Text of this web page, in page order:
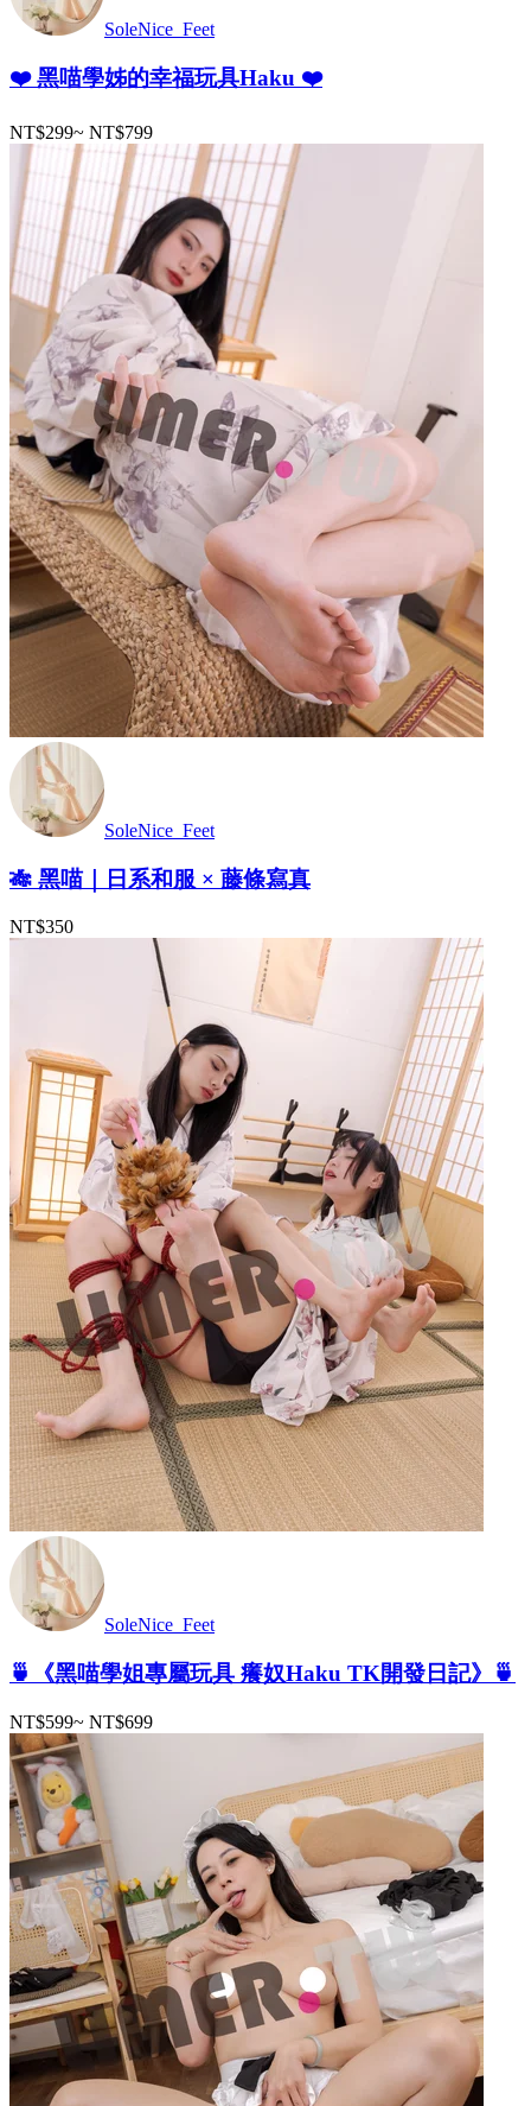
SoleNice_Feet
❤️ 黑喵學姊的幸福玩具Haku ❤️
NT$299~ NT$799
SoleNice_Feet
🎋 黑喵｜日系和服 × 藤條寫真
NT$350
SoleNice_Feet
🍵《黑喵學姐專屬玩具 癢奴Haku TK開發日記》🍵
NT$599~ NT$699